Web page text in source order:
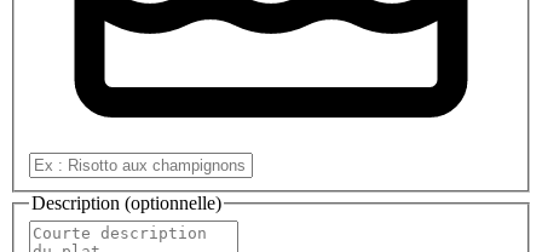
Description (optionnelle)